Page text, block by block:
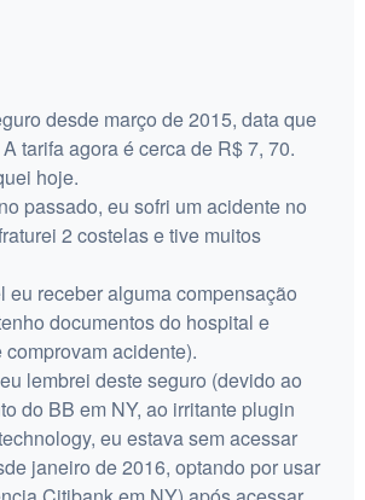
desde março de 2015, data que
tarifa agora é cerca de R$ 7, 70.
hoje.
passado, eu sofri um acidente no
2 costelas e tive muitos
eu receber alguma compensação
documentos do hospital e
acidente).
lembrei deste seguro (devido ao
do BB em NY, ao irritante plugin
eu estava sem acessar
janeiro de 2016, optando por usar